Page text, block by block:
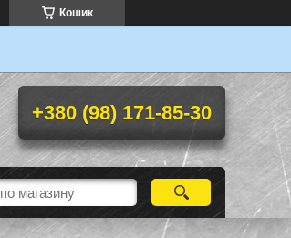
Кошик
+380 (98) 171-85-30